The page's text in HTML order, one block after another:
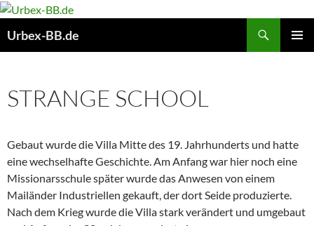
Urbex-BB.de
STRANGE SCHOOL
Gebaut wurde die Villa Mitte des 19. Jahrhunderts und hatte
eine wechselhafte Geschichte. Am Anfang war hier noch eine
Missionarsschule später wurde das Anwesen von einem
Mailänder Industriellen gekauft, der dort Seide produzierte.
Nach dem Krieg wurde die Villa stark verändert und umgebaut